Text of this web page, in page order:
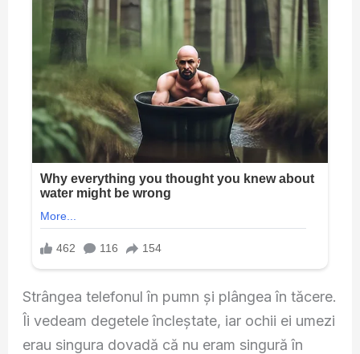
Strângea telefonul în pumn și plângea în tăcere.
Îi vedeam degetele încleștate, iar ochii ei umezi
erau singura dovadă că nu eram singură în